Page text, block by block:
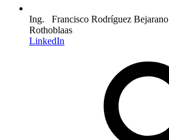
Ing. Francisco Rodríguez Bejarano
Rothoblaas
LinkedIn